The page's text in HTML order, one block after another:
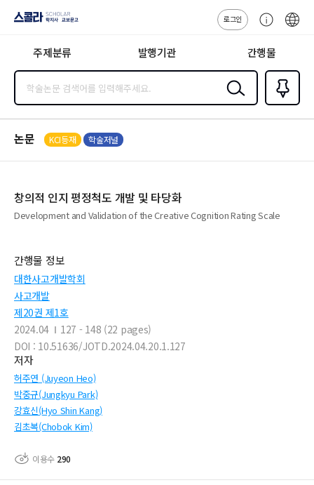
지사·교보문고
로그인
센
주제분류 발행기관 간행물
검색
즐겨찾
기0
논문 KCI등재 학술저널
창의적 인지 평정척도 개발 및 타당화
Development and Validation of the Creative Cognition Rating Scale
간행물 정보
대한사고개발학회
사고개발
제20권 제1호
2024.04
127 - 148 (22 pages)
DOI : 10.51636/JOTD.2024.04.20.1.127
저자
허주연 (Juyeon Heo)
박중규(Jungkyu Park)
강효신(Hyo Shin Kang)
김초복(Chobok Kim)
이용수 290